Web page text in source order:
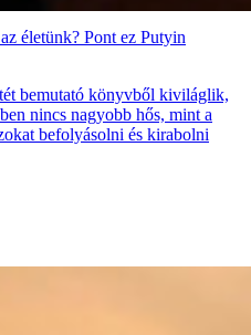
életünk? Pont ez Putyin
bemutató könyvből kiviláglik,
nincs nagyobb hős, mint a
befolyásolni és kirabolni